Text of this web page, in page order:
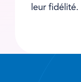
leur fidélité.